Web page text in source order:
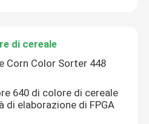
di cereale
Corn Color Sorter 448
640 di colore di cereale
elaborazione di FPGA